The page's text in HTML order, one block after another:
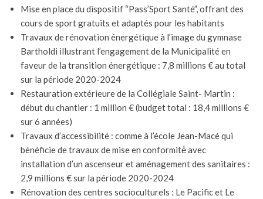
Mise en place du dispositif “Pass’Sport Santé”, offrant des
cours de sport gratuits et adaptés pour les habitants
Travaux de rénovation énergétique à l’image du gymnase
Bartholdi illustrant l’engagement de la Municipalité en
faveur de la transition énergétique : 7,8 millions € au total
sur la période 2020-2024
Restauration extérieure de la Collégiale Saint- Martin :
début du chantier : 1 million € (budget total : 18,4 millions €
sur 6 années)
Travaux d’accessibilité : comme à l’école Jean-Macé qui
bénéficie de travaux de mise en conformité́ avec
installation d’un ascenseur et aménagement des sanitaires :
2,9 millions € sur la période 2020-2024
Rénovation des centres socioculturels : Le Pacific et Le